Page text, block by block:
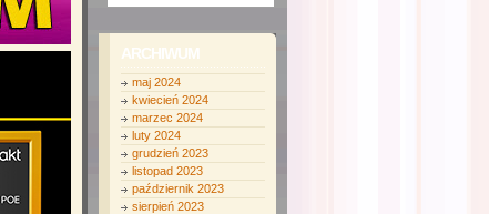
ARCHIWUM
maj 2024
kwiecień 2024
marzec 2024
luty 2024
grudzień 2023
listopad 2023
październik 2023
sierpień 2023